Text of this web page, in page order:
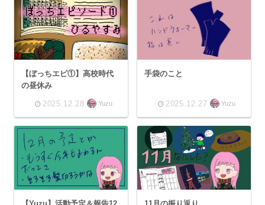
【ぼっちエピ①】高校時代
の昼休み
2025.12.28 Yuzu
手袋のこと
2025.12.27 Yuzu